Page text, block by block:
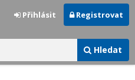
Hledat
Přihlásit Registrovat